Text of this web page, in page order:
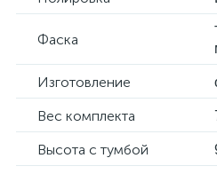
Фаска
Изготовление
Вес комплекта
Высота с тумбой